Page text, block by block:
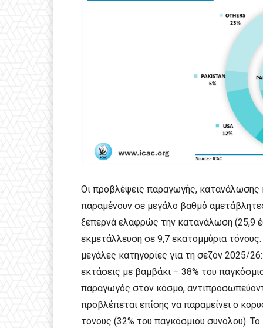
Οι προβλέψεις παραγωγής, κατανάλωσης
παραμένουν σε μεγάλο βαθμό
ξεπερνά ελαφρώς την κατανάλωση (25,9
εκμετάλλευση σε 9,7 εκατομμύρια
μεγάλες κατηγορίες για τη σεζόν 2025/
εκτάσεις με βαμβάκι – 38% του
παραγωγός στον κόσμο,
προβλέπεται επίσης να παραμείνει ο
τόνους (32% του παγκόσμιου συνόλου).